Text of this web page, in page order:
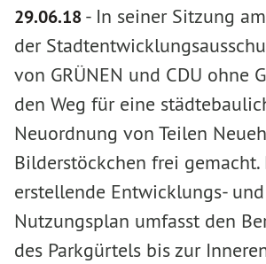
29.06.18- In seiner Sitzung
der
von GRÜNEN und CDU ohne
den Weg für eine
Neuordnung von Teilen
Bilderstöckchen frei gemacht.
erstellende Entwicklungs- und
Nutzungsplan umfasst den
des Parkgürtels bis zur